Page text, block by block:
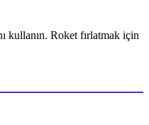
kullanın. Roket fırlatmak için